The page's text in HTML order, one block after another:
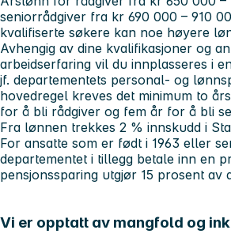
seniorrådgiver fra kr 690 000 – 910
kvalifiserte søkere kan noe høyere
Avhengig av dine kvalifikasjoner og
arbeidserfaring vil du innplasseres i
jf. departementets personal- og
hovedregel kreves det minimum to
for å bli rådgiver og fem år for å bli
Fra lønnen trekkes 2 % innskudd i
For ansatte som er født i 1963 eller
departementet i tillegg betale inn en
pensjonssparing utgjør 15 prosent av
Vi er opptatt av mangfold og